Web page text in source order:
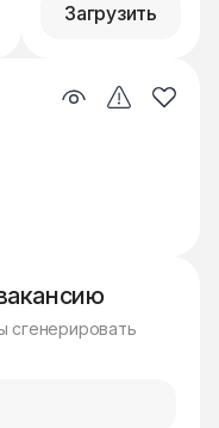
Загрузить
сгенерировать